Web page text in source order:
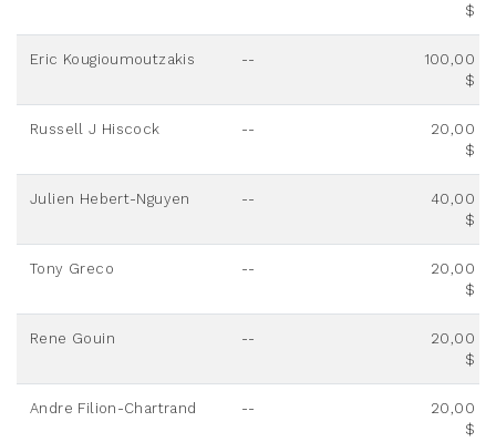
$
Eric Kougioumoutzakis --
100,00
$
Russell J Hiscock --
20,00
$
Julien Hebert-Nguyen --
40,00
$
Tony Greco --
20,00
$
Rene Gouin --
20,00
$
Andre Filion-Chartrand --
20,00
$